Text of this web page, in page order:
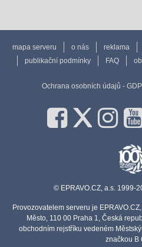
mapa serveru o nás reklama
publikační podmínky
FAQ
Ochrana osobních údajů -
© EPRAVO.CZ, a.s. 1999-
Provozovatelem serveru je
Město, 110 00 Praha 1, Česká
obchodním rejstříku vedeném
značkou B